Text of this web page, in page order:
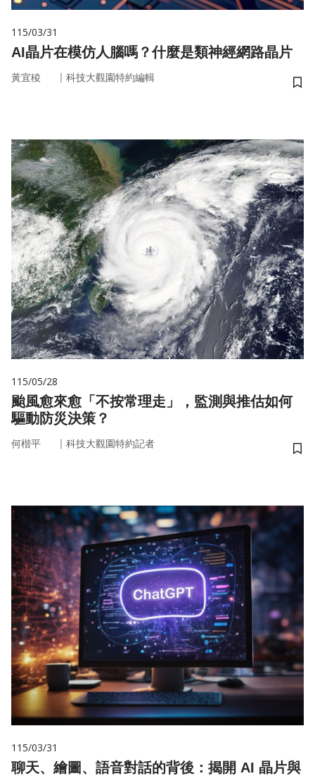
115/03/31
AI晶片在模仿人腦嗎？什麼是類神經網路晶片
黃宜稜 ｜ 科技大觀園特約編輯
儲
115/05/28
颱風愈來愈「不按常理走」，監測與推估如何
驅動防災決策？
何楷平 ｜ 科技大觀園特約記者
儲
115/03/31
聊天、繪圖、語音對話的背後：揭開 AI 晶片與